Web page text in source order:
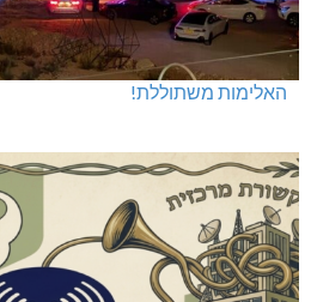
האלימות משתוללת!